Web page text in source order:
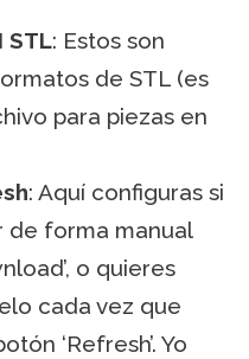
STL: Estos son
de STL (es
para piezas en
: Aquí configuras si
de forma manual
o quieres
cada vez que
‘Refresh’. Yo